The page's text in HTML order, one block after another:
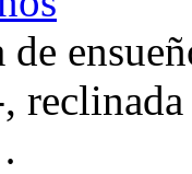
de